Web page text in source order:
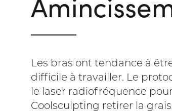
Les bras ont tendance à
difficile à travailler. Le
le laser radiofréquence
Coolsculpting retirer la